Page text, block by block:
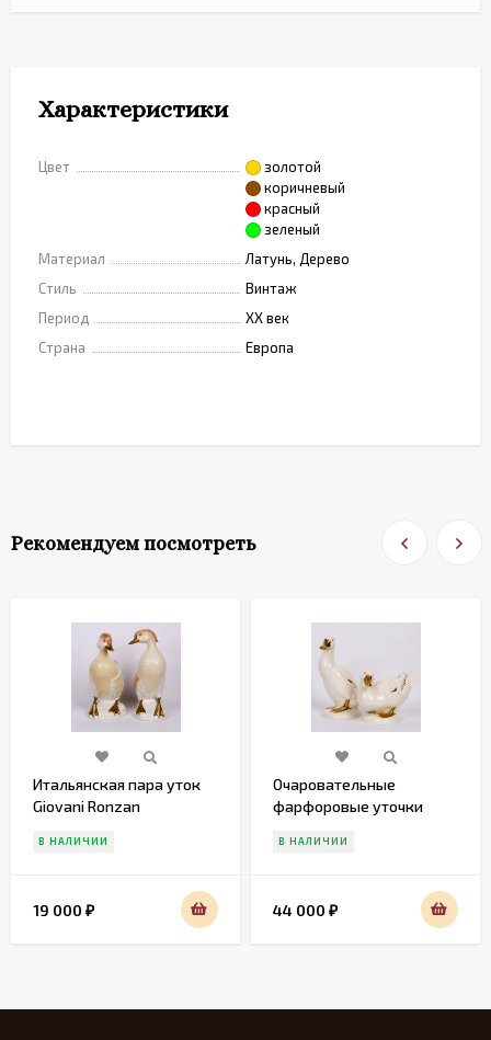
Характеристики
Цвет
золотой
коричневый
красный
зеленый
Материал
Латунь, Дерево
Стиль
Винтаж
Период
XX век
Страна
Европа
Рекомендуем посмотреть
Итальянская пара уток
Giovani Ronzan
В НАЛИЧИИ
19 000 ₽
Очаровательные
фарфоровые уточки
В НАЛИЧИИ
44 000 ₽